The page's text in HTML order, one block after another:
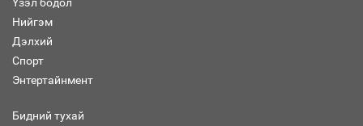
Үзэл бодол
Нийгэм
Дэлхий
Спорт
Энтертайнмент
Бидний тухай